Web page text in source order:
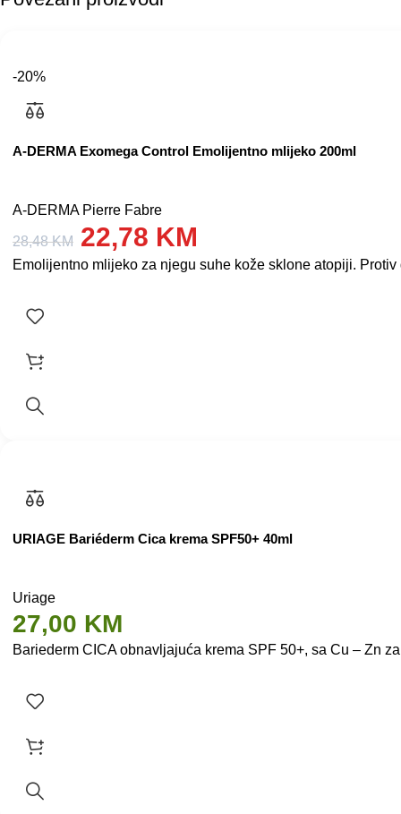
-20%
A-DERMA Exomega Control Emolijentno mlijeko 200ml
A-DERMA Pierre Fabre
28,48KM 22,78 KM
Emolijentno mlijeko za njegu suhe kože sklone atopiji.
URIAGE Bariéderm Cica krema SPF50+ 40ml
Uriage
27,00 KM
Bariederm CICA obnavljajuća krema SPF 50+, sa Cu – Zn